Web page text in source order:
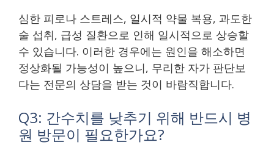
심한 피로나 스트레스, 일시적 약물 복용, 과도한
술 섭취, 급성 질환으로 인해 일시적으로 상승할
수 있습니다. 이러한 경우에는 원인을 해소하면
정상화될 가능성이 높으니, 무리한 자가 판단보
다는 전문의 상담을 받는 것이 바람직합니다.
Q3: 간수치를 낮추기 위해 반드시 병
원 방문이 필요한가요?